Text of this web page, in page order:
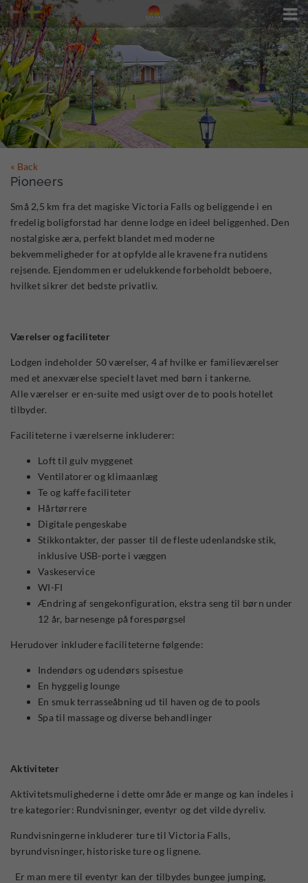

« Back
Pioneers
Små 2,5 km fra det magiske Victoria Falls og beliggende i en
fredelig boligforstad har denne lodge en ideel beliggenhed. Den
nostalgiske æra, perfekt blandet med moderne
bekvemmeligheder for at opfylde alle kravene fra nutidens
rejsende. Ejendommen er udelukkende forbeholdt beboere,
hvilket sikrer det bedste privatliv.
Værelser og faciliteter
Lodgen indeholder 50 værelser, 4 af hvilke er familieværelser
med et anexværelse specielt lavet med børn i tankerne.
Alle værelser er en-suite med usigt over de to pools hotellet
tilbyder.
Faciliteterne i værelserne inkluderer:
Loft til gulv myggenet
Ventilatorer og klimaanlæg
Te og kaffe faciliteter
Hårtørrere
Digitale pengeskabe
Stikkontakter, der passer til de fleste udenlandske stik,
inklusive USB-porte i væggen
Vaskeservice
WI-FI
Ændring af sengekonfiguration, ekstra seng til børn under
12 år, barnesenge på forespørgsel
Herudover inkludere faciliteterne følgende:
Indendørs og udendørs spisestue
En hyggelig lounge
En smuk terrasseåbning ud til haven og de to pools
Spa til massage og diverse behandlinger
Aktiviteter
Aktivitetsmulighederne i dette område er mange og kan indeles i
tre kategorier: Rundvisninger, eventyr og det vilde dyreliv.
Rundvisningerne inkluderer ture til Victoria Falls,
byrundvisninger, historiske ture og lignene.
Er man mere til eventyr kan der tilbydes bungee jumping,